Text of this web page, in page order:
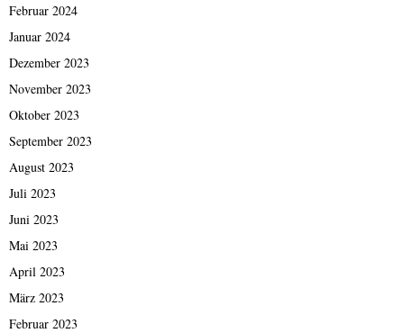
Februar 2024
Januar 2024
Dezember 2023
November 2023
Oktober 2023
September 2023
August 2023
Juli 2023
Juni 2023
Mai 2023
April 2023
März 2023
Februar 2023